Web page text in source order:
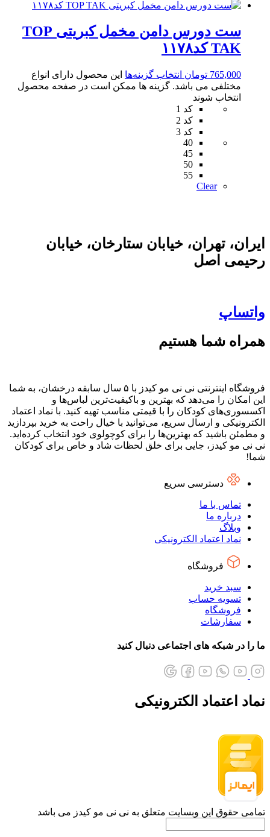
ست دورس دامن مخمل کبریتی TOP
TAK کد۱۱۷۸
765,000 تومان انتخاب گزینه‌ها این محصول دارای انواع
مختلفی می باشد. گزینه ها ممکن است در صفحه محصول
انتخاب شوند
کد 1
کد 2
کد 3
40
45
50
55
Clear
ایران، تهران، خیابان ستارخان، خیابان
رحیمی اصل
واتساپ
همراه شما هستیم
فروشگاه اینترنتی نی نی مو کیدز با ۵ سال سابقه درخشان، به شما
این امکان را می‌دهد که بهترین و باکیفیت‌ترین لباس‌ها و
اکسسوری‌های کودکان را با قیمتی مناسب تهیه کنید. با نماد اعتماد
الکترونیکی و ارسال سریع، می‌توانید با خیال راحت به خرید بپردازید
و مطمئن باشید که بهترین‌ها را برای کوچولوی خود انتخاب کرده‌اید.
نی نی مو کیدز، جایی برای خلق لحظات شاد و خاص برای کودکان
شما!
دسترسی سریع
تماس با ما
درباره ما
وبلاگ
نماد اعتماد الکترونیکی
فروشگاه
سبد خرید
تسویه حساب
فروشگاه
سفارشات
ما را در شبکه های اجتماعی دنبال کنید
نماد اعتماد الکترونیکی
تمامی حقوق این وبسایت متعلق به نی نی مو کیدز می باشد